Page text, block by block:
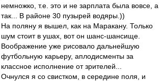
немножко, т.е. это и не зарплата была вовсе, а
так... В районе 30 пузырей водяры.))
На поляну я вышел, как на Маракану. Только
шум стоит в ушах, вот он шанс-шансище.
Воображение уже рисовало дальнейшую
футбольную карьеру, аплодисменты за
классное исполнение от зрителей...
Очнулся я со свистком, в середине поля, и